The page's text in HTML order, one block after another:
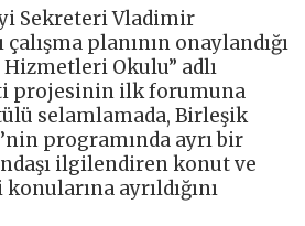
Sekreteri Vladimir
çalışma planının onaylandığı
Okulu” adlı
projesinin ilk forumuna
selamlamada, Birleşik
programında ayrı bir
ilgilendiren konut ve
ayrıldığını